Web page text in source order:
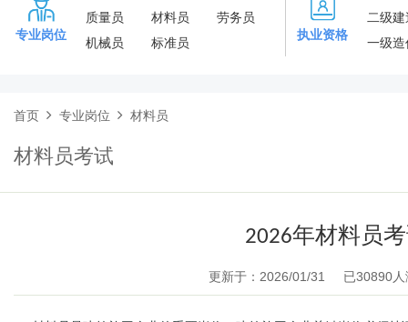
专业岗位
质量员
材料员
劳务员
机械员
标准员
执业资格
二级
一级
首页 专业岗位 材料员
材料员考试
2026年材料员
更新于：2026/01/31 已30890人